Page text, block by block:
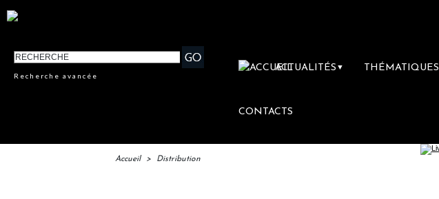
Recherche avancée
ACTUALITÉS ▼ THÉMATIQUES
CONTACTS
Accueil > Distribution